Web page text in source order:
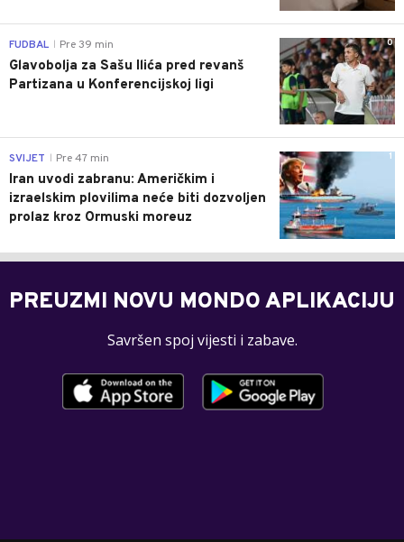
0
FUDBAL Pre 39 min
Glavobolja za Sašu Ilića pred revanš
Partizana u Konferencijskoj ligi
1
SVIJET Pre 47 min
Iran uvodi zabranu: Američkim i
izraelskim plovilima neće biti dozvoljen
prolaz kroz Ormuski moreuz
PREUZMI NOVU MONDO APLIKACIJU
Savršen spoj vijesti i zabave.